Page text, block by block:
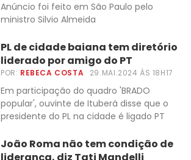
Anúncio foi feito em São Paulo pelo
ministro Silvio Almeida
PL de cidade baiana tem diretório
liderado por amigo do PT
POR: REBECA COSTA 29.MAI.2024 ÀS 18H17
Em participação do quadro 'BRADO
popular', ouvinte de Ituberá disse que o
presidente do PL na cidade é ligado PT
João Roma não tem condição de